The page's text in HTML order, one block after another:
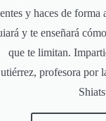
y haces de
y te enseñará
que te limitan.
profesora por